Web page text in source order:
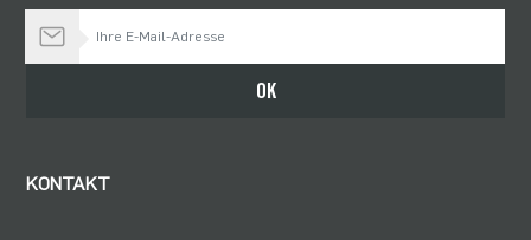
OK
KONTAKT